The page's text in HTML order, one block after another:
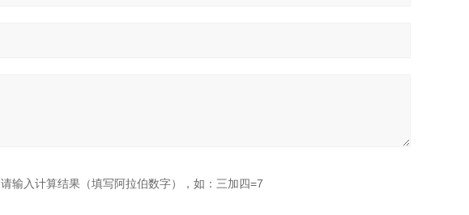
请输入计算结果（填写阿拉伯数字），如：三加四=7